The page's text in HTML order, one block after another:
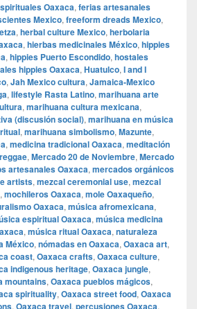
Oaxaca, ferias artesanales
Mexico, freeform dreads Mexico,
, herbal culture Mexico, herbolaria
, hierbas medicinales México, hippies
, hippies Puerto Escondido, hostales
hippies Oaxaca, Huatulco, I and I
, Jah Mexico cultura, Jamaica-Mexico
, lifestyle Rasta Latino, marihuana arte
, marihuana cultura mexicana,
(discusión social), marihuana en música
, marihuana simbolismo, Mazunte,
, medicina tradicional Oaxaca, meditación
, Mercado 20 de Noviembre, Mercado
artesanales Oaxaca, mercados orgánicos
artists, mezcal ceremonial use, mezcal
, mochileros Oaxaca, mole Oaxaqueño,
Oaxaca, música afromexicana,
espiritual Oaxaca, música medicina
, música ritual Oaxaca, naturaleza
México, nómadas en Oaxaca, Oaxaca art,
coast, Oaxaca crafts, Oaxaca culture,
indigenous heritage, Oaxaca jungle,
mountains, Oaxaca pueblos mágicos,
spirituality, Oaxaca street food, Oaxaca
, Oaxaca travel, percusiones Oaxaca,